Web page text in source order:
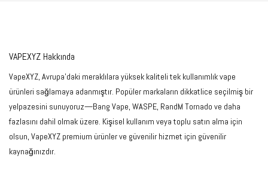
VAPEXYZ Hakkında
VapeXYZ, Avrupa'daki meraklılara yüksek kaliteli tek kullanımlık vape
ürünleri sağlamaya adanmıştır. Popüler markaların dikkatlice seçilmiş bir
yelpazesini sunuyoruz—Bang Vape, WASPE, RandM Tornado ve daha
fazlasını dahil olmak üzere. Kişisel kullanım veya toplu satın alma için
olsun, VapeXYZ premium ürünler ve güvenilir hizmet için güvenilir
kaynağınızdır.